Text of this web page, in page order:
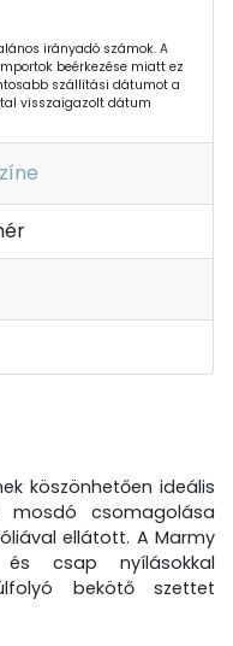
irányadó számok. A
beérkezése miatt ez
szállítási dátumot a
visszaigazolt dátum
köszönhetően ideális
mosdó csomagolása
ellátott. A Marmy
csap nyílásokkal
bekötő szettet